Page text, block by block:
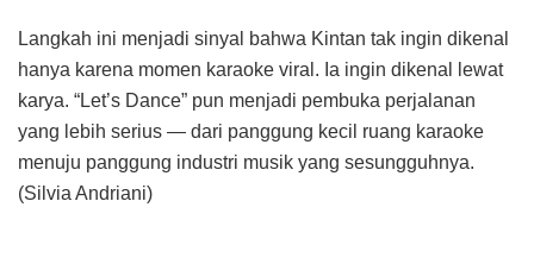
Langkah ini menjadi sinyal bahwa Kintan tak ingin dikenal
hanya karena momen karaoke viral. Ia ingin dikenal lewat
karya. “Let’s Dance” pun menjadi pembuka perjalanan
yang lebih serius — dari panggung kecil ruang karaoke
menuju panggung industri musik yang sesungguhnya.
(Silvia Andriani)